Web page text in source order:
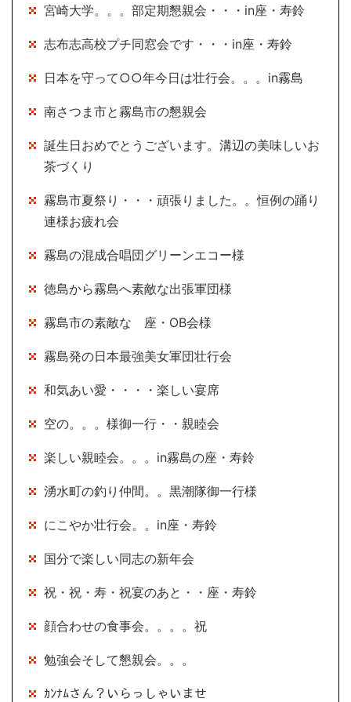
宮崎大学。。。部定期懇親会・・・in座・寿鈴
志布志高校プチ同窓会です・・・in座・寿鈴
日本を守って○○年今日は壮行会。。。in霧島
南さつま市と霧島市の懇親会
誕生日おめでとうございます。溝辺の美味しいお
茶づくり
霧島市夏祭り・・・頑張りました。。恒例の踊り
連様お疲れ会
霧島の混成合唱団グリーンエコー様
徳島から霧島へ素敵な出張軍団様
霧島市の素敵な 座・OB会様
霧島発の日本最強美女軍団壮行会
和気あい愛・・・・楽しい宴席
空の。。。様御一行・・親睦会
楽しい親睦会。。。in霧島の座・寿鈴
湧水町の釣り仲間。。黒潮隊御一行様
にこやか壮行会。。in座・寿鈴
国分で楽しい同志の新年会
祝・祝・寿・祝宴のあと・・座・寿鈴
顔合わせの食事会。。。。祝
勉強会そして懇親会。。。
ｶﾝﾅﾑさん？いらっしゃいませ